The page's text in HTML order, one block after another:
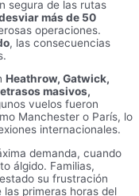
segura de las rutas
más de 50
operaciones.
, las consecuencias
Heathrow, Gatwick,
masivos,
vuelos fueron
Manchester o París, lo
internacionales.
demanda, cuando
álgido. Familias,
su frustración
primeras horas del